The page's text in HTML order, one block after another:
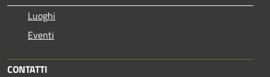
Luoghi
Eventi
CONTATTI